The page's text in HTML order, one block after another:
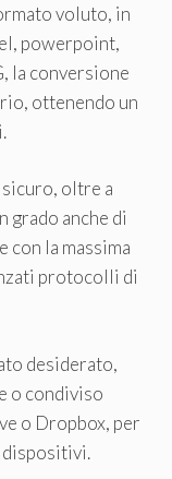
voluto, in
powerpoint,
la conversione
ottenendo un
oltre a
grado anche di
con la massima
protocolli di
desiderato,
o condiviso
o Dropbox, per